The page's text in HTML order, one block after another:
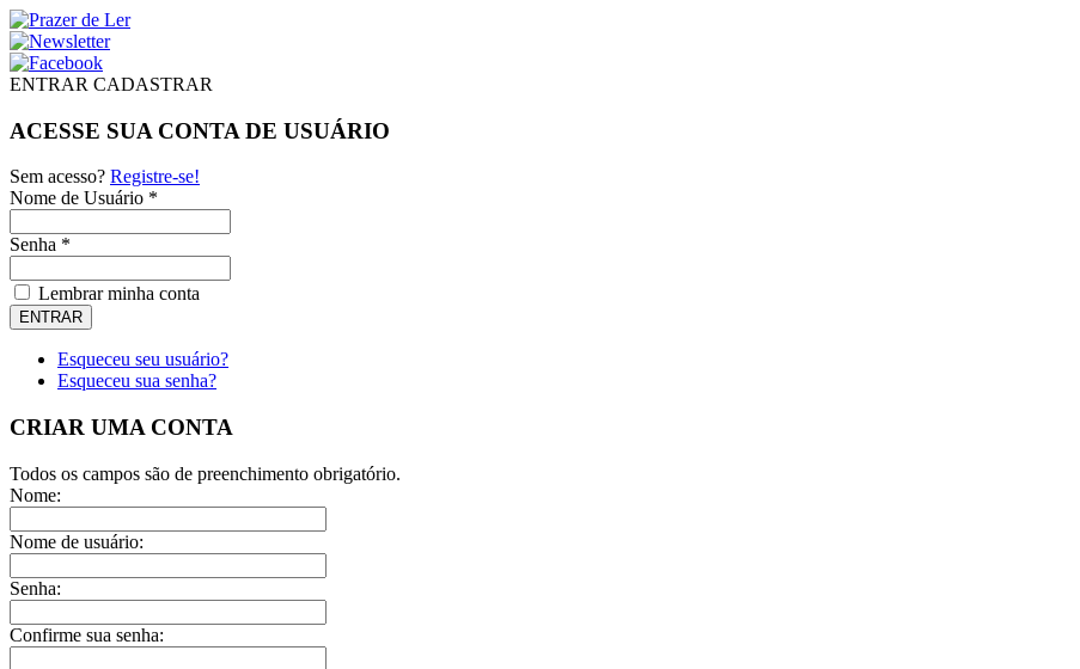
ENTRAR CADASTRAR
ACESSE SUA CONTA DE USUÁRIO
Sem acesso? Registre-se!
Nome de Usuário *
Senha *
Lembrar minha conta
Esqueceu seu usuário?
Esqueceu sua senha?
CRIAR UMA CONTA
Todos os campos são de preenchimento obrigatório.
Nome:
Nome de usuário:
Senha:
Confirme sua senha: